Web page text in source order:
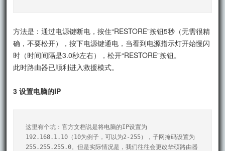
方法是：通过电源键断电，按住“RESTORE”按钮5秒（无需很精
确，不要松开），按下电源键通电，当看到电源指示灯开始慢闪
时（时间间隔是3.0秒左右），松开“RESTORE”按钮。
此时路由器已顺利进入救援模式。
3 设置电脑的IP
这里有个坑：官方文档说是将电脑的IP设置为
192.168.1.10（10为例子，可以为2-255），子网掩码设置为
255.255.255.0。但是实际情况是，我们往往会更改华硕路由器